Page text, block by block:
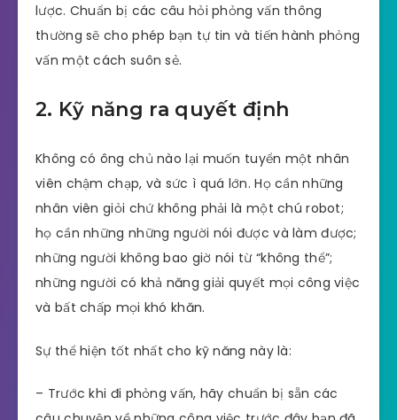
lược. Chuẩn bị các câu hỏi phỏng vấn thông
thường sẽ cho phép bạn tự tin và tiến hành phỏng
vấn một cách suôn sẻ.
2. Kỹ năng ra quyết định
Không có ông chủ nào lại muốn tuyển một nhân
viên chậm chạp, và sức ì quá lớn. Họ cần những
nhân viên giỏi chứ không phải là một chú robot;
họ cần những những người nói được và làm được;
những người không bao giờ nói từ “không thể”;
những người có khả năng giải quyết mọi công việc
và bất chấp mọi khó khăn.
Sự thể hiện tốt nhất cho kỹ năng này là:
– Trước khi đi phỏng vấn, hãy chuẩn bị sẵn các